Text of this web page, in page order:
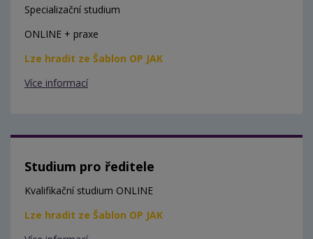
Specializační studium
ONLINE + praxe
Lze hradit ze Šablon OP JAK
Více informací
Studium pro ředitele
Kvalifikační studium ONLINE
Lze hradit ze Šablon OP JAK